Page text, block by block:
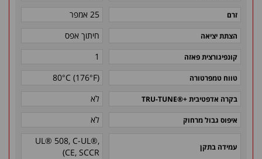
זרם 25 אמפר
הצתת יציאה חיתוך אפס
קונפיגורצית פאזה 1
טווח טמפרטורה 80°C (176°F)
בקרה אדפטיבית TRU-TUNE®+ לא
איפוס גבול מרחוק לא
עמידה בתקן
UL® 508, C-UL®,
CE, SCCR
)